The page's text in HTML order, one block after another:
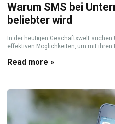
Warum SMS bei
beliebter wird
In der heutigen Geschäftswelt
effektiven Möglichkeiten, um mit ihren
Read more »